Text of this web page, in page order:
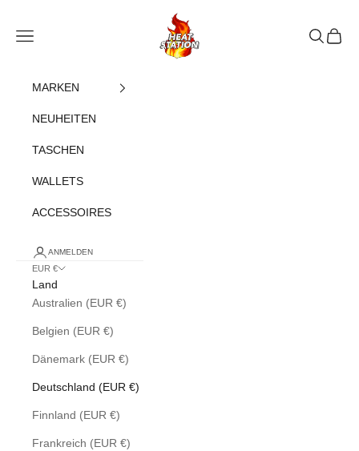
heatstation
Navigationsmenü öffnen
Suche
MARKEN
NEUHEITEN
TASCHEN
WALLETS
ACCESSOIRES
ANMELDEN
EUR €
Land
Australien (EUR €)
Belgien (EUR €)
Dänemark (EUR €)
Deutschland (EUR €)
Finnland (EUR €)
Frankreich (EUR €)